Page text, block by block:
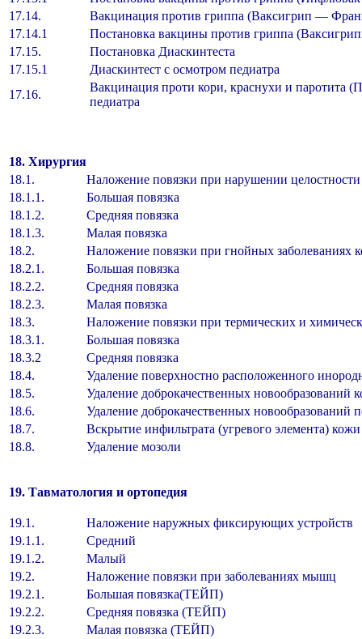
17.14.
Вакцинация против гриппа (Ваксигрип —
17.14.1
Постановка вакцины против гриппа
17.15.
Постановка Диаскинтеста
17.15.1
Диаскинтест с осмотром педиатра
17.16.
Вакцинация проти кори, краснухи и паротита
педиатра
18. Хирургия
18.1.
Наложение повязки при нарушении
18.1.1.
Большая повязка
18.1.2.
Средняя повязка
18.1.3.
Малая повязка
18.2.
Наложение повязки при гнойных заболеваниях
18.2.1.
Большая повязка
18.2.2.
Средняя повязка
18.2.3.
Малая повязка
18.3.
Наложение повязки при термических и
18.3.1.
Большая повязка
18.3.2
Средняя повязка
18.4.
Удаление поверхностно расположенного
18.5.
Удаление доброкачественных новообразований
18.6.
Удаление доброкачественных новообразований
18.7.
Вскрытие инфильтрата (угревого элемента)
18.8.
Удаление мозоли
19. Тавматология и ортопедия
19.1.
Наложение наружных фиксирующих устройств
19.1.1.
Средний
19.1.2.
Малый
19.2.
Наложение повязки при заболеваниях мышц
19.2.1.
Большая повязка(ТЕЙП)
19.2.2.
Средняя повязка (ТЕЙП)
19.2.3.
Малая повязка (ТЕЙП)